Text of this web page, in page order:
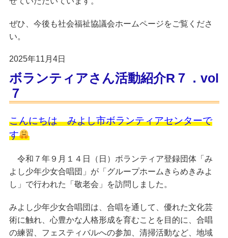
ぜひ、今後も社会福祉協議会ホームページをご覧くださ
い。
2025年11月4日
ボランティアさん活動紹介R７．vol
７
こんにちは みよし市ボランティアセンターで
す
令和７年９月１４日（日）ボランティア登録団体「み
よし少年少女合唱団」 が「グループホームきらめきみよ
し」で行われた「敬老会」を訪問しました。
みよし少年少女合唱団は、合唱を通して、優れた文化芸
術に触れ、心豊かな人格形成を育むことを目的に、合唱
の練習、フェスティバルへの参加、清掃活動など、地域